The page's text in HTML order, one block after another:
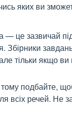
яких ви
— це зазвичай
Збірники
тільки якщо ви
подбайте,
всіх речей. Не